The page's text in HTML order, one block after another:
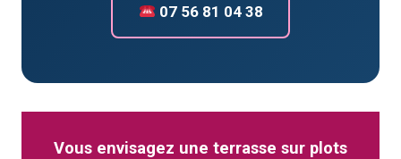
07 56 81 04 38
Vous envisagez une terrasse sur plots